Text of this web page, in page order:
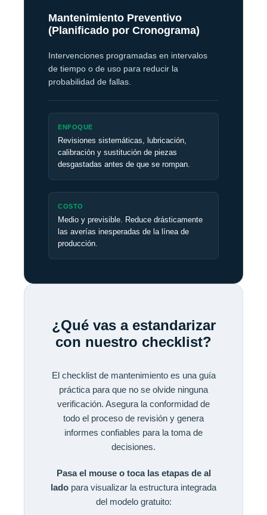
Mantenimiento Preventivo
(Planificado por Cronograma)
Intervenciones programadas en intervalos
de tiempo o de uso para reducir la
probabilidad de fallas.
ENFOQUE
Revisiones sistemáticas, lubricación,
calibración y sustitución de piezas
desgastadas antes de que se rompan.
COSTO
Medio y previsible. Reduce drásticamente
las averías inesperadas de la línea de
producción.
¿Qué vas a estandarizar
con nuestro checklist?
El checklist de mantenimiento es una guía
práctica para que no se olvide ninguna
verificación. Asegura la conformidad de
todo el proceso de revisión y genera
informes confiables para la toma de
decisiones.
Pasa el mouse o toca las etapas de al
lado para visualizar la estructura integrada
del modelo gratuito: